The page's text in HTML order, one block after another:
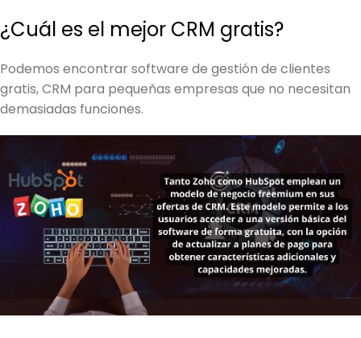
¿Cuál es el mejor CRM gratis?
Podemos encontrar software de gestión de clientes
gratis, CRM para pequeñas empresas que no necesitan
demasiadas funciones.